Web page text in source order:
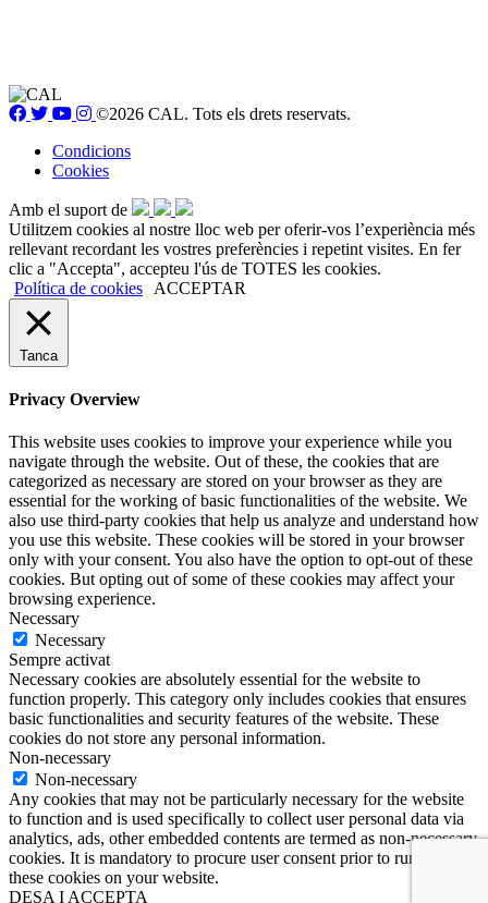
©2026 CAL. Tots els drets reservats.
Condicions
Cookies
Amb el suport de
Utilitzem cookies al nostre lloc web per oferir-vos l’experiència més
rellevant recordant les vostres preferències i repetint visites. En fer
clic a "Accepta", accepteu l'ús de TOTES les cookies.
Política de cookies
ACCEPTAR
Tanca
Privacy Overview
This website uses cookies to improve your experience while you
navigate through the website. Out of these, the cookies that are
categorized as necessary are stored on your browser as they are
essential for the working of basic functionalities of the website. We
also use third-party cookies that help us analyze and understand how
you use this website. These cookies will be stored in your browser
only with your consent. You also have the option to opt-out of these
cookies. But opting out of some of these cookies may affect your
browsing experience.
Necessary
Necessary
Sempre activat
Necessary cookies are absolutely essential for the website to
function properly. This category only includes cookies that ensures
basic functionalities and security features of the website. These
cookies do not store any personal information.
Non-necessary
Non-necessary
Any cookies that may not be particularly necessary for the website
to function and is used specifically to collect user personal data via
analytics, ads, other embedded contents are termed as non-necessary
cookies. It is mandatory to procure user consent prior to running
these cookies on your website.
DESA I ACCEPTA